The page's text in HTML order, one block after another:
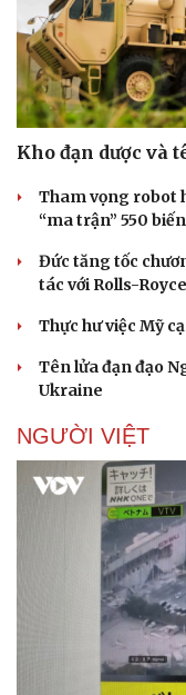
Doanh nghiệp
Thông tin doanh
Doanh nghiệp 24h
Vì cộng đồng
Kho đạn dược và
Tham vọng robot
“ma trận” 550
Đức tăng tốc
tác với Rolls-Royce
Thực hư việc Mỹ
Tên lửa đạn đạo
Ukraine
NGƯỜI VIỆT